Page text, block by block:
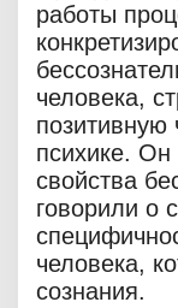
работы
человека,
позитивную
психике.
свойства
говорили о
человека,
сознания.